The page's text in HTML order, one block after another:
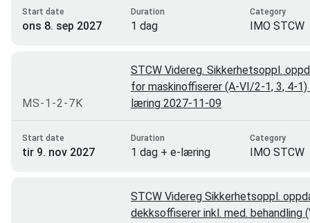
Start date
ons 8. sep 2027
Duration
1 dag
Category
IMO STCW
MS-1-2-7K
Start date
tir 9. nov 2027
STCW Videreg. Sikkerhetsoppl.
for maskinoffiserer (A-VI/2-1, 3, 4-1)
læring 2027-11-09
Duration
1 dag + e-læring
Category
IMO STCW
STCW Videreg Sikkerhetsoppl.
dekksoffiserer inkl. med. behandling